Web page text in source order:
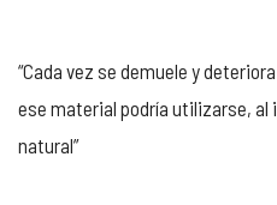
“Cada vez se demuele y
ese material podría utilizarse, al
natural”